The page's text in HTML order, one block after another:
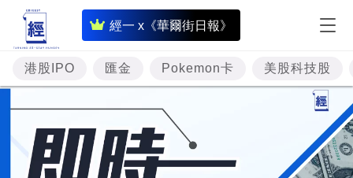
經一 x《華爾街日報》
即
時
財
經
專
題
投
港股IPO 匯金 Pokemon卡 美股科技股